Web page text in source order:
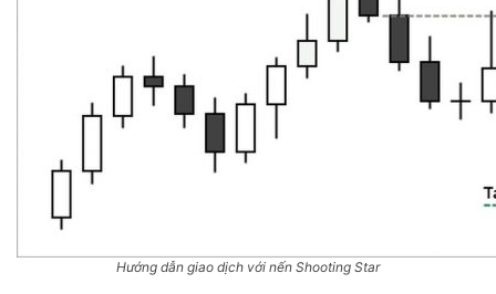
Hướng dẫn giao dịch với nến Shooting Star